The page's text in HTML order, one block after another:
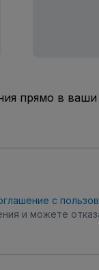
прямо в
с
и можете